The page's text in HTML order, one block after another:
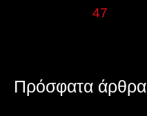
47
Πρόσφατα άρθρα